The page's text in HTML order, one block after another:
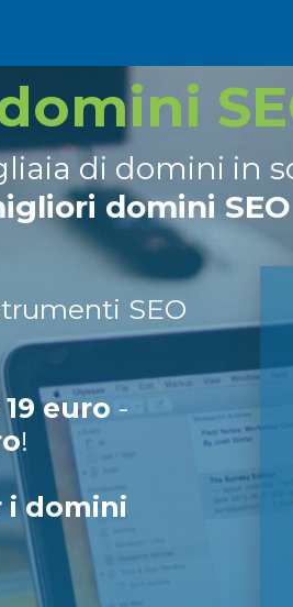
di domini in
domini SEO
SEO
19 euro -
!
i domini